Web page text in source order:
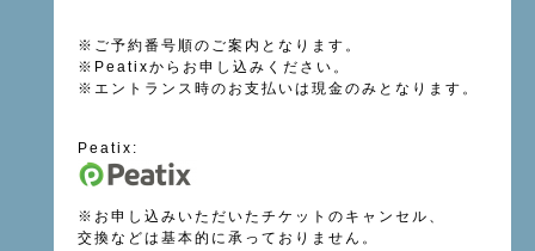
※ ご予約番号順のご案内となります。
※ Peatixからお申し込みください。
※ エントランス時のお支払いは現金のみとなります。
Peatix:
※お申し込み いただいたチケットのキャンセル、
交換などは基本的に承っておりません。